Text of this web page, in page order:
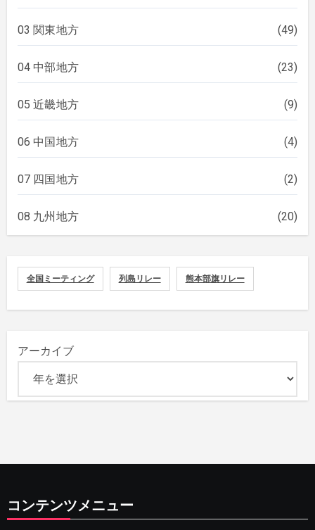
03 関東地方 (49)
04 中部地方 (23)
05 近畿地方 (9)
06 中国地方 (4)
07 四国地方 (2)
08 九州地方 (20)
全国ミーティング 列島リレー 熊本部旗リレー
アーカイブ
コンテンツメニュー